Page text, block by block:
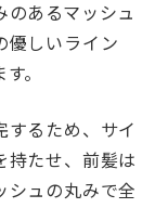
のあるマッシュ
優しいライン
。
するため、サイ
持たせ、前髪は
シュの丸みで全